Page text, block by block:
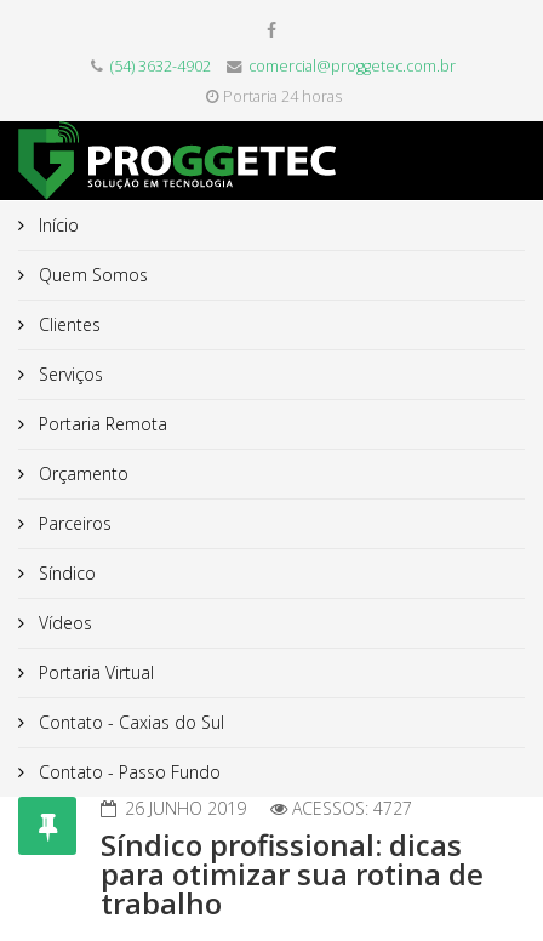
(54) 3632-4902
comercial@proggetec.com.br
Portaria 24 horas
Início
Quem Somos
Clientes
Serviços
Portaria Remota
Orçamento
Parceiros
Síndico
Vídeos
Portaria Virtual
Contato - Caxias do Sul
Contato - Passo Fundo
26 JUNHO 2019
ACESSOS: 4727
Síndico profissional: dicas
para otimizar sua rotina de
trabalho